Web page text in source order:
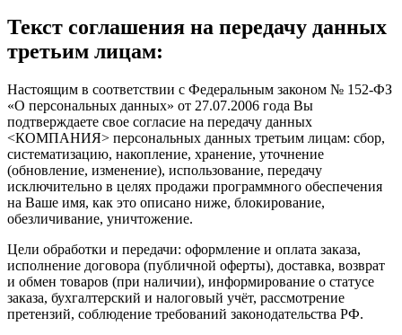
Текст соглашения на передачу данных
третьим лицам:
Настоящим в соответствии с Федеральным законом № 152-ФЗ
«О персональных данных» от 27.07.2006 года Вы
подтверждаете свое согласие на передачу данных
<КОМПАНИЯ> персональных данных третьим лицам: сбор,
систематизацию, накопление, хранение, уточнение
(обновление, изменение), использование, передачу
исключительно в целях продажи программного обеспечения
на Ваше имя, как это описано ниже, блокирование,
обезличивание, уничтожение.
Цели обработки и передачи: оформление и оплата заказа,
исполнение договора (публичной оферты), доставка, возврат
и обмен товаров (при наличии), информирование о статусе
заказа, бухгалтерский и налоговый учёт, рассмотрение
претензий, соблюдение требований законодательства РФ.